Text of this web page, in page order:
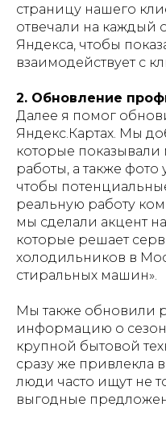
страницу нашего
отвечали на каждый
Яндекса, чтобы
взаимодействует с
2. Обновление
Далее я помог
Яндекс.Картах. Мы
которые показывали
работы, а также
чтобы
реальную работу
мы сделали акцент
которые решает
холодильников в
стиральных машин».
Мы также обновили
информацию о
крупной бытовой
сразу же привлекла
люди часто ищут не
выгодные